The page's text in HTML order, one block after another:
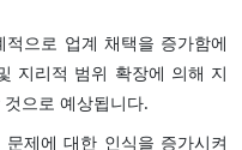
으로 업계 채택을 증가함에
지리적 범위 확장에 의해 지
으로 예상됩니다.
제에 대한 인식을 증가시켜